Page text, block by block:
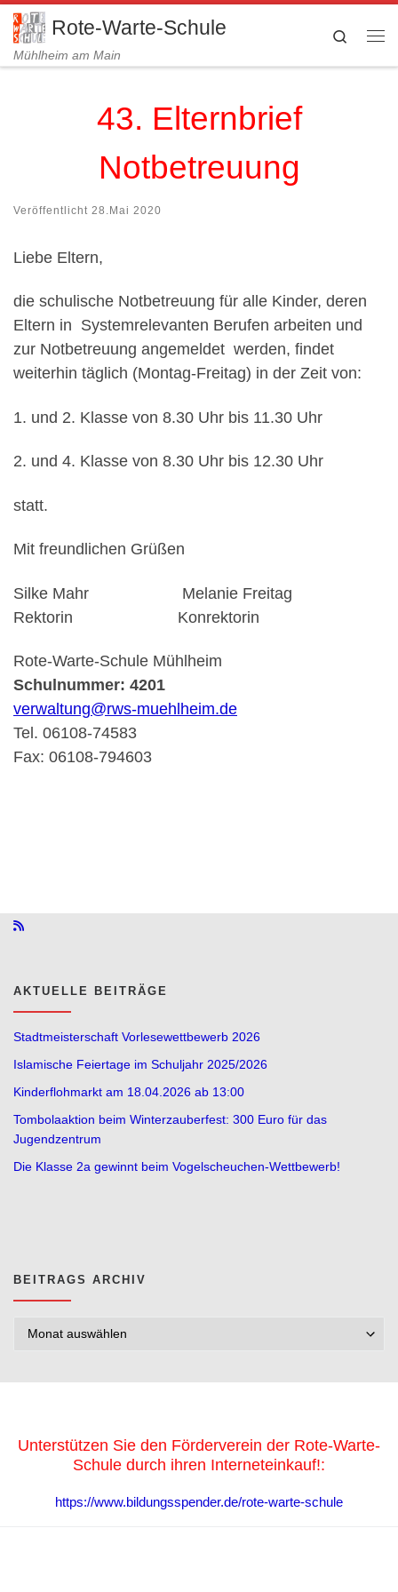
Zum Inhalt springen
Rote-Warte-Schule
Mühlheim am Main
Search
43. Elternbrief
Notbetreuung
Veröffentlicht 28.Mai 2020
Liebe Eltern,
die schulische Notbetreuung für alle Kinder, deren
Eltern in Systemrelevanten Berufen arbeiten und
zur Notbetreuung angemeldet werden, findet
weiterhin täglich (Montag-Freitag) in der Zeit von:
1. und 2. Klasse von 8.30 Uhr bis 11.30 Uhr
2. und 4. Klasse von 8.30 Uhr bis 12.30 Uhr
statt.
Mit freundlichen Grüßen
Silke Mahr Melanie Freitag
Rektorin Konrektorin
Rote-Warte-Schule Mühlheim
Schulnummer: 4201
verwaltung@rws-muehlheim.de
Tel. 06108-74583
Fax: 06108-794603
AKTUELLE BEITRÄGE
Stadtmeisterschaft Vorlesewettbewerb 2026
Islamische Feiertage im Schuljahr 2025/2026
Kinderflohmarkt am 18.04.2026 ab 13:00
Tombolaaktion beim Winterzauberfest: 300 Euro für das
Jugendzentrum
Die Klasse 2a gewinnt beim Vogelscheuchen-Wettbewerb!
BEITRAGS ARCHIV
Unterstützen Sie den Förderverein der Rote-Warte-
Schule durch ihren Interneteinkauf!:
https://www.bildungsspender.de/rote-warte-schule